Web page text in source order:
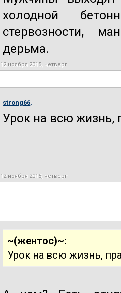
холодной
стервозности,
дерьма.
12 ноября 2015, четверг
strong66,
Урок на всю жизнь,
12 ноября 2015, четверг
~(жентос)~:
Урок на всю жизнь,